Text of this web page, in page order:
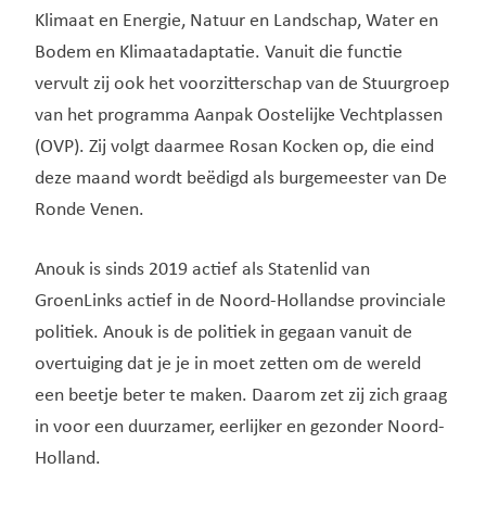
Klimaat en Energie, Natuur en Landschap, Water en
Bodem en Klimaatadaptatie. Vanuit die functie
vervult zij ook het voorzitterschap van de Stuurgroep
van het programma Aanpak Oostelijke Vechtplassen
(OVP). Zij volgt daarmee Rosan Kocken op, die eind
deze maand wordt beëdigd als burgemeester van De
Ronde Venen.
Anouk is sinds 2019 actief als Statenlid van
GroenLinks actief in de Noord-Hollandse provinciale
politiek. Anouk is de politiek in gegaan vanuit de
overtuiging dat je je in moet zetten om de wereld
een beetje beter te maken. Daarom zet zij zich graag
in voor een duurzamer, eerlijker en gezonder Noord-
Holland.